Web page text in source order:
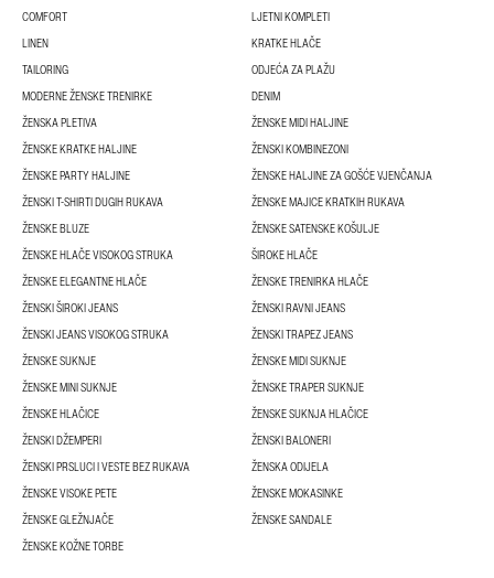
COMFORT
LJETNI KOMPLETI
LINEN
KRATKE HLAČE
TAILORING
ODJEĆA ZA PLAŽU
MODERNE ŽENSKE TRENIRKE
DENIM
ŽENSKA PLETIVA
ŽENSKE MIDI HALJINE
ŽENSKE KRATKE HALJINE
ŽENSKI KOMBINEZONI
ŽENSKE PARTY HALJINE
ŽENSKE HALJINE ZA GOŠĆE VJENČANJA
ŽENSKI T-SHIRTI DUGIH RUKAVA
ŽENSKE MAJICE KRATKIH RUKAVA
ŽENSKE BLUZE
ŽENSKE SATENSKE KOŠULJE
ŽENSKE HLAČE VISOKOG STRUKA
ŠIROKE HLAČE
ŽENSKE ELEGANTNE HLAČE
ŽENSKE TRENIRKA HLAČE
ŽENSKI ŠIROKI JEANS
ŽENSKI RAVNI JEANS
ŽENSKI JEANS VISOKOG STRUKA
ŽENSKI TRAPEZ JEANS
ŽENSKE SUKNJE
ŽENSKE MIDI SUKNJE
ŽENSKE MINI SUKNJE
ŽENSKE TRAPER SUKNJE
ŽENSKE HLAČICE
ŽENSKE SUKNJA HLAČICE
ŽENSKI DŽEMPERI
ŽENSKI BALONERI
ŽENSKI PRSLUCI I VESTE BEZ RUKAVA
ŽENSKA ODIJELA
ŽENSKE VISOKE PETE
ŽENSKE MOKASINKE
ŽENSKE GLEŽNJAČE
ŽENSKE SANDALE
ŽENSKE KOŽNE TORBE